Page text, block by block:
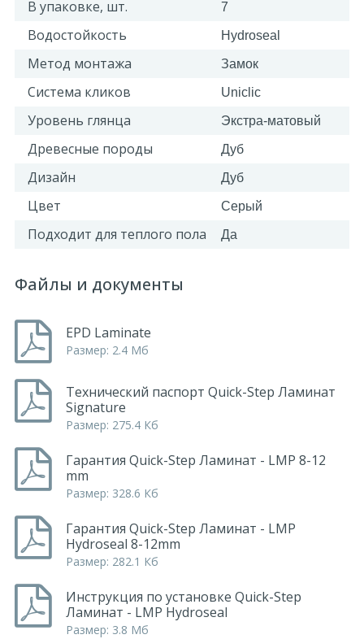
В упаковке, шт. 7
Водостойкость Hydroseal
Метод монтажа Замок
Система кликов Uniclic
Уровень глянца Экстра-матовый
Древесные породы Дуб
Дизайн Дуб
Цвет Серый
Подходит для теплого пола Да
Файлы и документы
EPD Laminate
Размер: 2.4 Мб
Технический паспорт Quick-Step Ламинат
Signature
Размер: 275.4 Кб
Гарантия Quick-Step Ламинат - LMP 8-12
mm
Размер: 328.6 Кб
Гарантия Quick-Step Ламинат - LMP
Hydroseal 8-12mm
Размер: 282.1 Кб
Инструкция по установке Quick-Step
Ламинат - LMP Hydroseal
Размер: 3.8 Мб